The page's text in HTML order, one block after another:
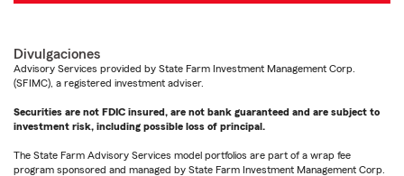
Divulgaciones
Advisory Services provided by State Farm Investment Management Corp.
(SFIMC), a registered investment adviser.
Securities are not FDIC insured, are not bank guaranteed and are subject to
investment risk, including possible loss of principal.
The State Farm Advisory Services model portfolios are part of a wrap fee
program sponsored and managed by State Farm Investment Management Corp.